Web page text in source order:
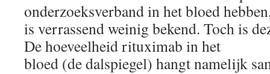
onderzoeksverband in het bloed
is verrassend weinig bekend. Toch is
De hoeveelheid rituximab in het
bloed (de dalspiegel) hangt namelijk